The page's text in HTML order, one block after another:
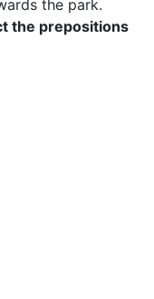
the park.
the prepositions